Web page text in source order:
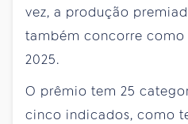
vez, a produção
também concorre como
2025.
O prêmio tem 25
cinco indicados, como